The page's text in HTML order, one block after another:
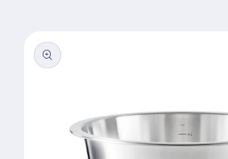
informations
produits